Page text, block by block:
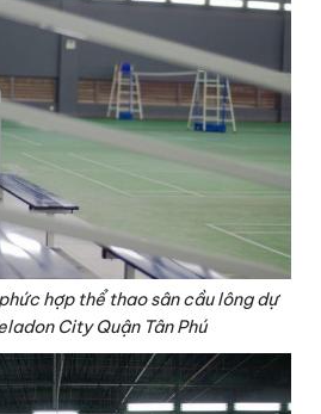
hợp thể thao sân cầu lông dự
City Quận Tân Phú